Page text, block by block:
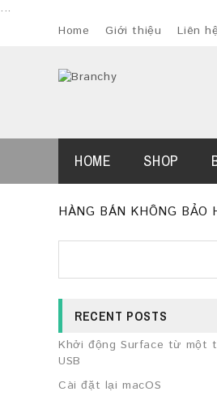
...
Home
Giới thiệu Liên hệ
HOME SHOP
HÀNG BÁN KHÔNG BẢO
RECENT POSTS
Khởi động Surface từ một
USB
Cài đặt lại macOS